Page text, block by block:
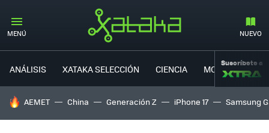
MENÚ NUEVO
ANÁLISIS XATAKA SELECCIÓN CIENCIA MOVILIDAD
Suscríbete a
HOY SE HABLA DE
AEMET China Generación Z iPhone 17 Samsung